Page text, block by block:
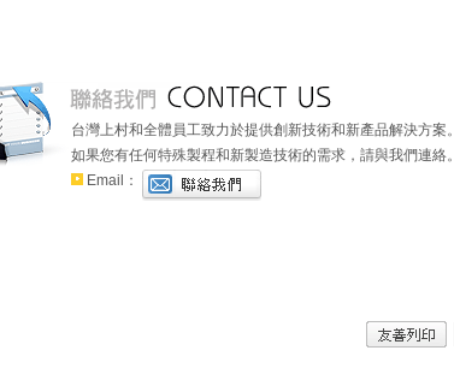
台灣上村和全體員工致力於提供創新技術和新產品解決方案。
如果您有任何特殊製程和新製造技術的需求，請與我們連絡。
Email：